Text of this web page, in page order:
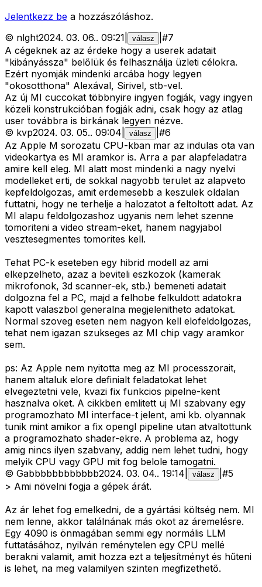
Jelentkezz be a hozzászóláshoz.
© nlght2024. 03. 06.. 09:21 válasz #7
A cégeknek az az érdeke hogy a userek adatait
"kibányássza" belőlük és felhasználja üzleti célokra.
Ezért nyomják mindenki arcába hogy legyen
"okosotthona" Alexával, Sirivel, stb-vel.
Az új MI cuccokat többnyire ingyen fogják, vagy ingyen
közeli konstrukcióban fogják adni, csak hogy az atlag
user továbbra is birkának legyen nézve.
© kvp2024. 03. 05.. 09:04 válasz #6
Az Apple M sorozatu CPU-kban mar az indulas ota van
videokartya es MI aramkor is. Arra a par alapfeladatra
amire kell eleg. MI alatt most mindenki a nagy nyelvi
modelleket erti, de sokkal nagyobb terulet az alapveto
kepfeldolgozas, amit erdemesebb a keszulek oldalan
futtatni, hogy ne terhelje a halozatot a feltoltott adat. Az
MI alapu feldolgozashoz ugyanis nem lehet szenne
tomoriteni a video stream-eket, hanem nagyjabol
vesztesegmentes tomorites kell.
Tehat PC-k eseteben egy hibrid modell az ami
elkepzelheto, azaz a beviteli eszkozok (kamerak
mikrofonok, 3d scanner-ek, stb.) bemeneti adatait
dolgozna fel a PC, majd a felhobe felkuldott adatokra
kapott valaszbol generalna megjelenitheto adatokat.
Normal szoveg eseten nem nagyon kell elofeldolgozas,
tehat nem igazan szukseges az MI chip vagy aramkor
sem.
ps: Az Apple nem nyitotta meg az MI processzorait,
hanem altaluk elore definialt feladatokat lehet
elvegeztetni vele, kvazi fix funkcios pipelne-kent
hasznalva oket. A cikkben emlitett uj MI szabvany egy
programozhato MI interface-t jelent, ami kb. olyannak
tunik mint amikor a fix opengl pipeline utan atvaltottunk
a programozhato shader-ekre. A problema az, hogy
amig nincs ilyen szabvany, addig nem lehet tudni, hogy
melyik CPU vagy GPU mit fog belole tamogatni.
© Gabbbbbbbbbbbb2024. 03. 04.. 19:14 válasz #5
> Ami növelni fogja a gépek árát.
Az ár lehet fog emelkedni, de a gyártási költség nem. MI
nem lenne, akkor találnának más okot az áremelésre.
Egy 4090 is önmagában semmi egy normális LLM
futtatásához, nyilván reménytelen egy CPU mellé
berakni valamit, amit hozza ezt a teljesítményt és hűteni
is lehet, na meg valamilyen szinten megfizethető.